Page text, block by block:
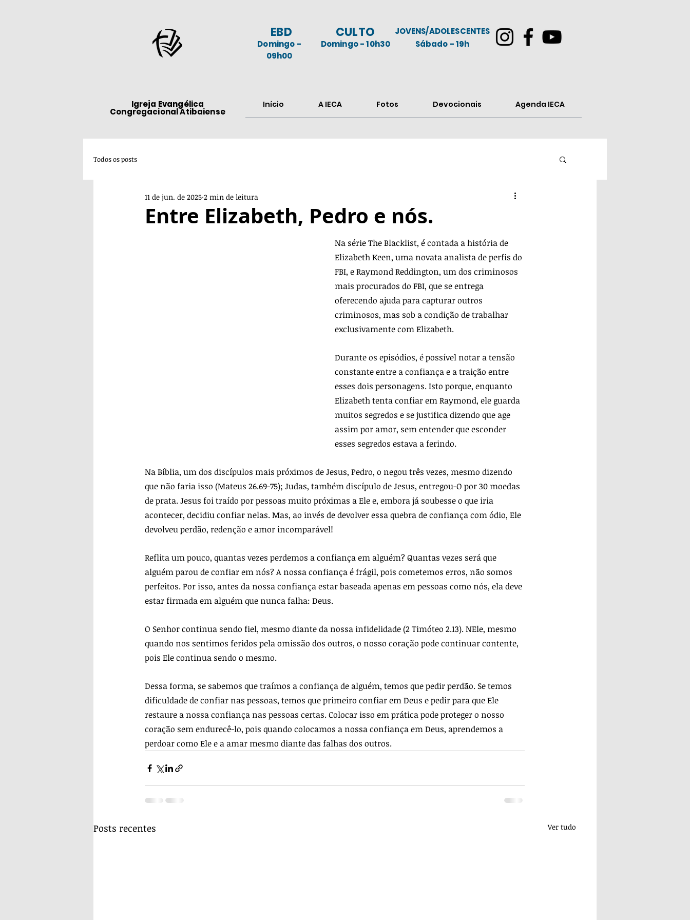
Igreja Evangélica
Congregacional Atibaiense
EBD
Domingo -
09h00
CULTO
Domingo - 10h30
JOVENS/ADOLESCENTES
Sábado - 19h
Início A IECA Fotos Devocionais Agenda IECA
Todos os posts
Entre Elizabeth, Pedro e nós.
11 de jun. de 2025 2 min de leitura
Na série The Blacklist, é contada a história de
Elizabeth Keen, uma novata analista de perfis do
FBI, e Raymond Reddington, um dos criminosos
mais procurados do FBI, que se entrega
oferecendo ajuda para capturar outros
criminosos, mas sob a condição de trabalhar
exclusivamente com Elizabeth.
Durante os episódios, é possível notar a tensão
constante entre a confiança e a traição entre
esses dois personagens. Isto porque, enquanto
Elizabeth tenta confiar em Raymond, ele guarda
muitos segredos e se justifica dizendo que age
assim por amor, sem entender que esconder
esses segredos estava a ferindo.
Na Bíblia, um dos discípulos mais próximos de Jesus, Pedro, o negou três vezes, mesmo dizendo
que não faria isso (Mateus 26.69-75); Judas, também discípulo de Jesus, entregou-O por 30 moedas
de prata. Jesus foi traído por pessoas muito próximas a Ele e, embora já soubesse o que iria
acontecer, decidiu confiar nelas. Mas, ao invés de devolver essa quebra de confiança com ódio, Ele
devolveu perdão, redenção e amor incomparável!
Reflita um pouco, quantas vezes perdemos a confiança em alguém? Quantas vezes será que
alguém parou de confiar em nós? A nossa confiança é frágil, pois cometemos erros, não somos
perfeitos. Por isso, antes da nossa confiança estar baseada apenas em pessoas como nós, ela deve
estar firmada em alguém que nunca falha: Deus.
O Senhor continua sendo fiel, mesmo diante da nossa infidelidade (2 Timóteo 2.13). NEle, mesmo
quando nos sentimos feridos pela omissão dos outros, o nosso coração pode continuar contente,
pois Ele continua sendo o mesmo.
Dessa forma, se sabemos que traímos a confiança de alguém, temos que pedir perdão. Se temos
dificuldade de confiar nas pessoas, temos que primeiro confiar em Deus e pedir para que Ele
restaure a nossa confiança nas pessoas certas. Colocar isso em prática pode proteger o nosso
coração sem endurecê-lo, pois quando colocamos a nossa confiança em Deus, aprendemos a
perdoar como Ele e a amar mesmo diante das falhas dos outros.
Posts recentes Ver tudo